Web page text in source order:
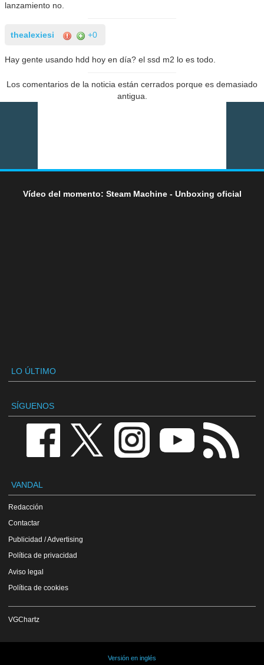
lanzamiento no.
thealexiesi +0
Hay gente usando hdd hoy en día? el ssd m2 lo es todo.
Los comentarios de la noticia están cerrados porque es demasiado
antigua.
Vídeo del momento: Steam Machine - Unboxing oficial
LO ÚLTIMO
SÍGUENOS
VANDAL
Redacción
Contactar
Publicidad / Advertising
Política de privacidad
Aviso legal
Política de cookies
VGChartz
Versión en inglés